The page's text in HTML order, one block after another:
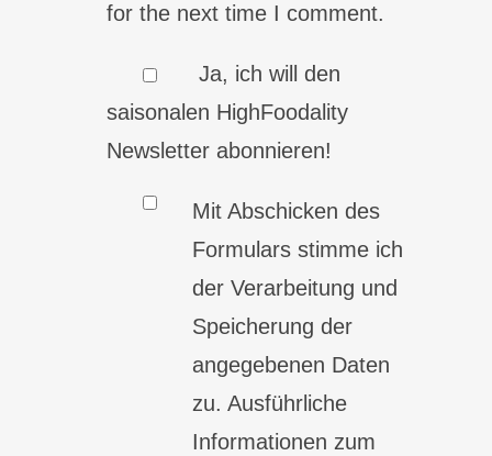
for the next time I comment.
Ja, ich will den
saisonalen HighFoodality
Newsletter abonnieren!
Mit Abschicken des
Formulars stimme ich
der Verarbeitung und
Speicherung der
angegebenen Daten
zu. Ausführliche
Informationen zum